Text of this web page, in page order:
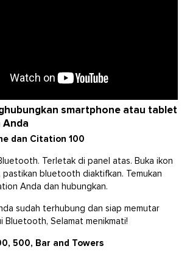
smartphone atau tablet
dan Citation 100
Terletak di panel atas. Buka ikon
bluetooth diaktifkan. Temukan
Anda dan hubungkan.
sudah terhubung dan siap memutar
Bluetooth, Selamat menikmati!
500, Bar and Towers